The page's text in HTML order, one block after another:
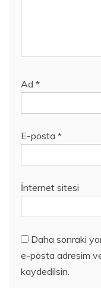
Ad *
E-posta *
İnternet sitesi
Daha sonraki
e-posta adresim
kaydedilsin.